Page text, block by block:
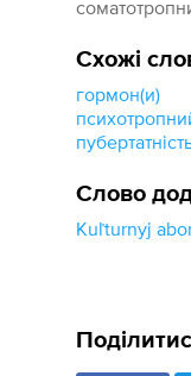
Схожі
гормон(и)
Слово
Kuľturnyj